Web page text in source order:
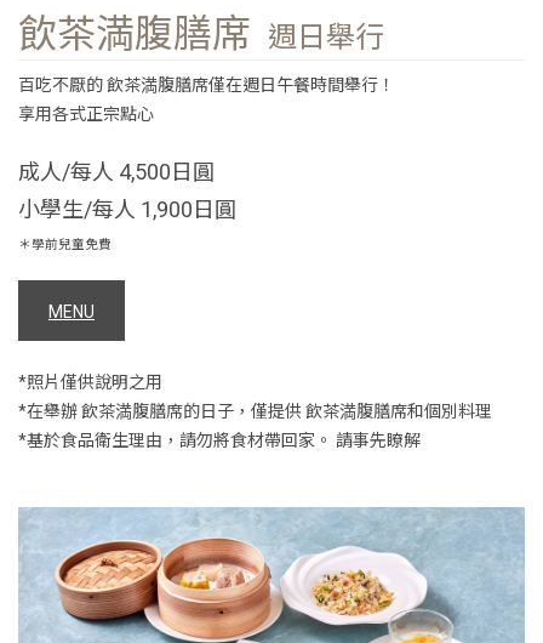
飲茶満腹膳席 週日舉行
百吃不厭的 飲茶満腹膳席僅在週日午餐時間舉行！
享用各式正宗點心
成人/每人 4,500日圓
小學生/每人 1,900日圓
＊學前兒童免費
MENU
*照片僅供說明之用
*在舉辦 飲茶満腹膳席的日子，僅提供 飲茶満腹膳席和個別料理
*基於食品衛生理由，請勿將食材帶回家。 請事先瞭解